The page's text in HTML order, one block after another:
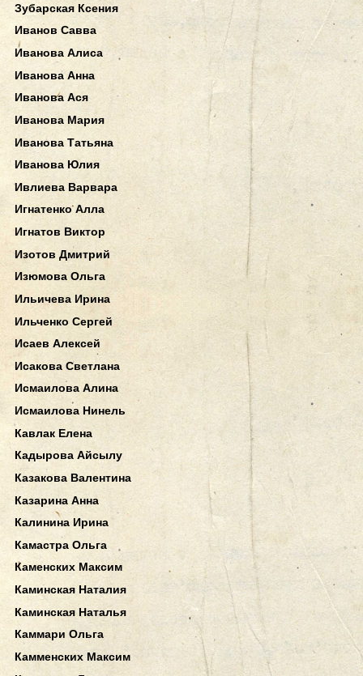
Зубарская Ксения
Иванов Савва
Иванова Алиса
Иванова Анна
Иванова Ася
Иванова Мария
Иванова Татьяна
Иванова Юлия
Ивлиева Варвара
Игнатенко Алла
Игнатов Виктор
Изотов Дмитрий
Изюмова Ольга
Ильичева Ирина
Ильченко Сергей
Исаев Алексей
Исакова Светлана
Исмаилова Алина
Исмаилова Нинель
Кавлак Елена
Кадырова Айсылу
Казакова Валентина
Казарина Анна
Калинина Ирина
Камастра Ольга
Каменских Максим
Каминская Наталия
Каминская Наталья
Каммари Ольга
Камменских Максим